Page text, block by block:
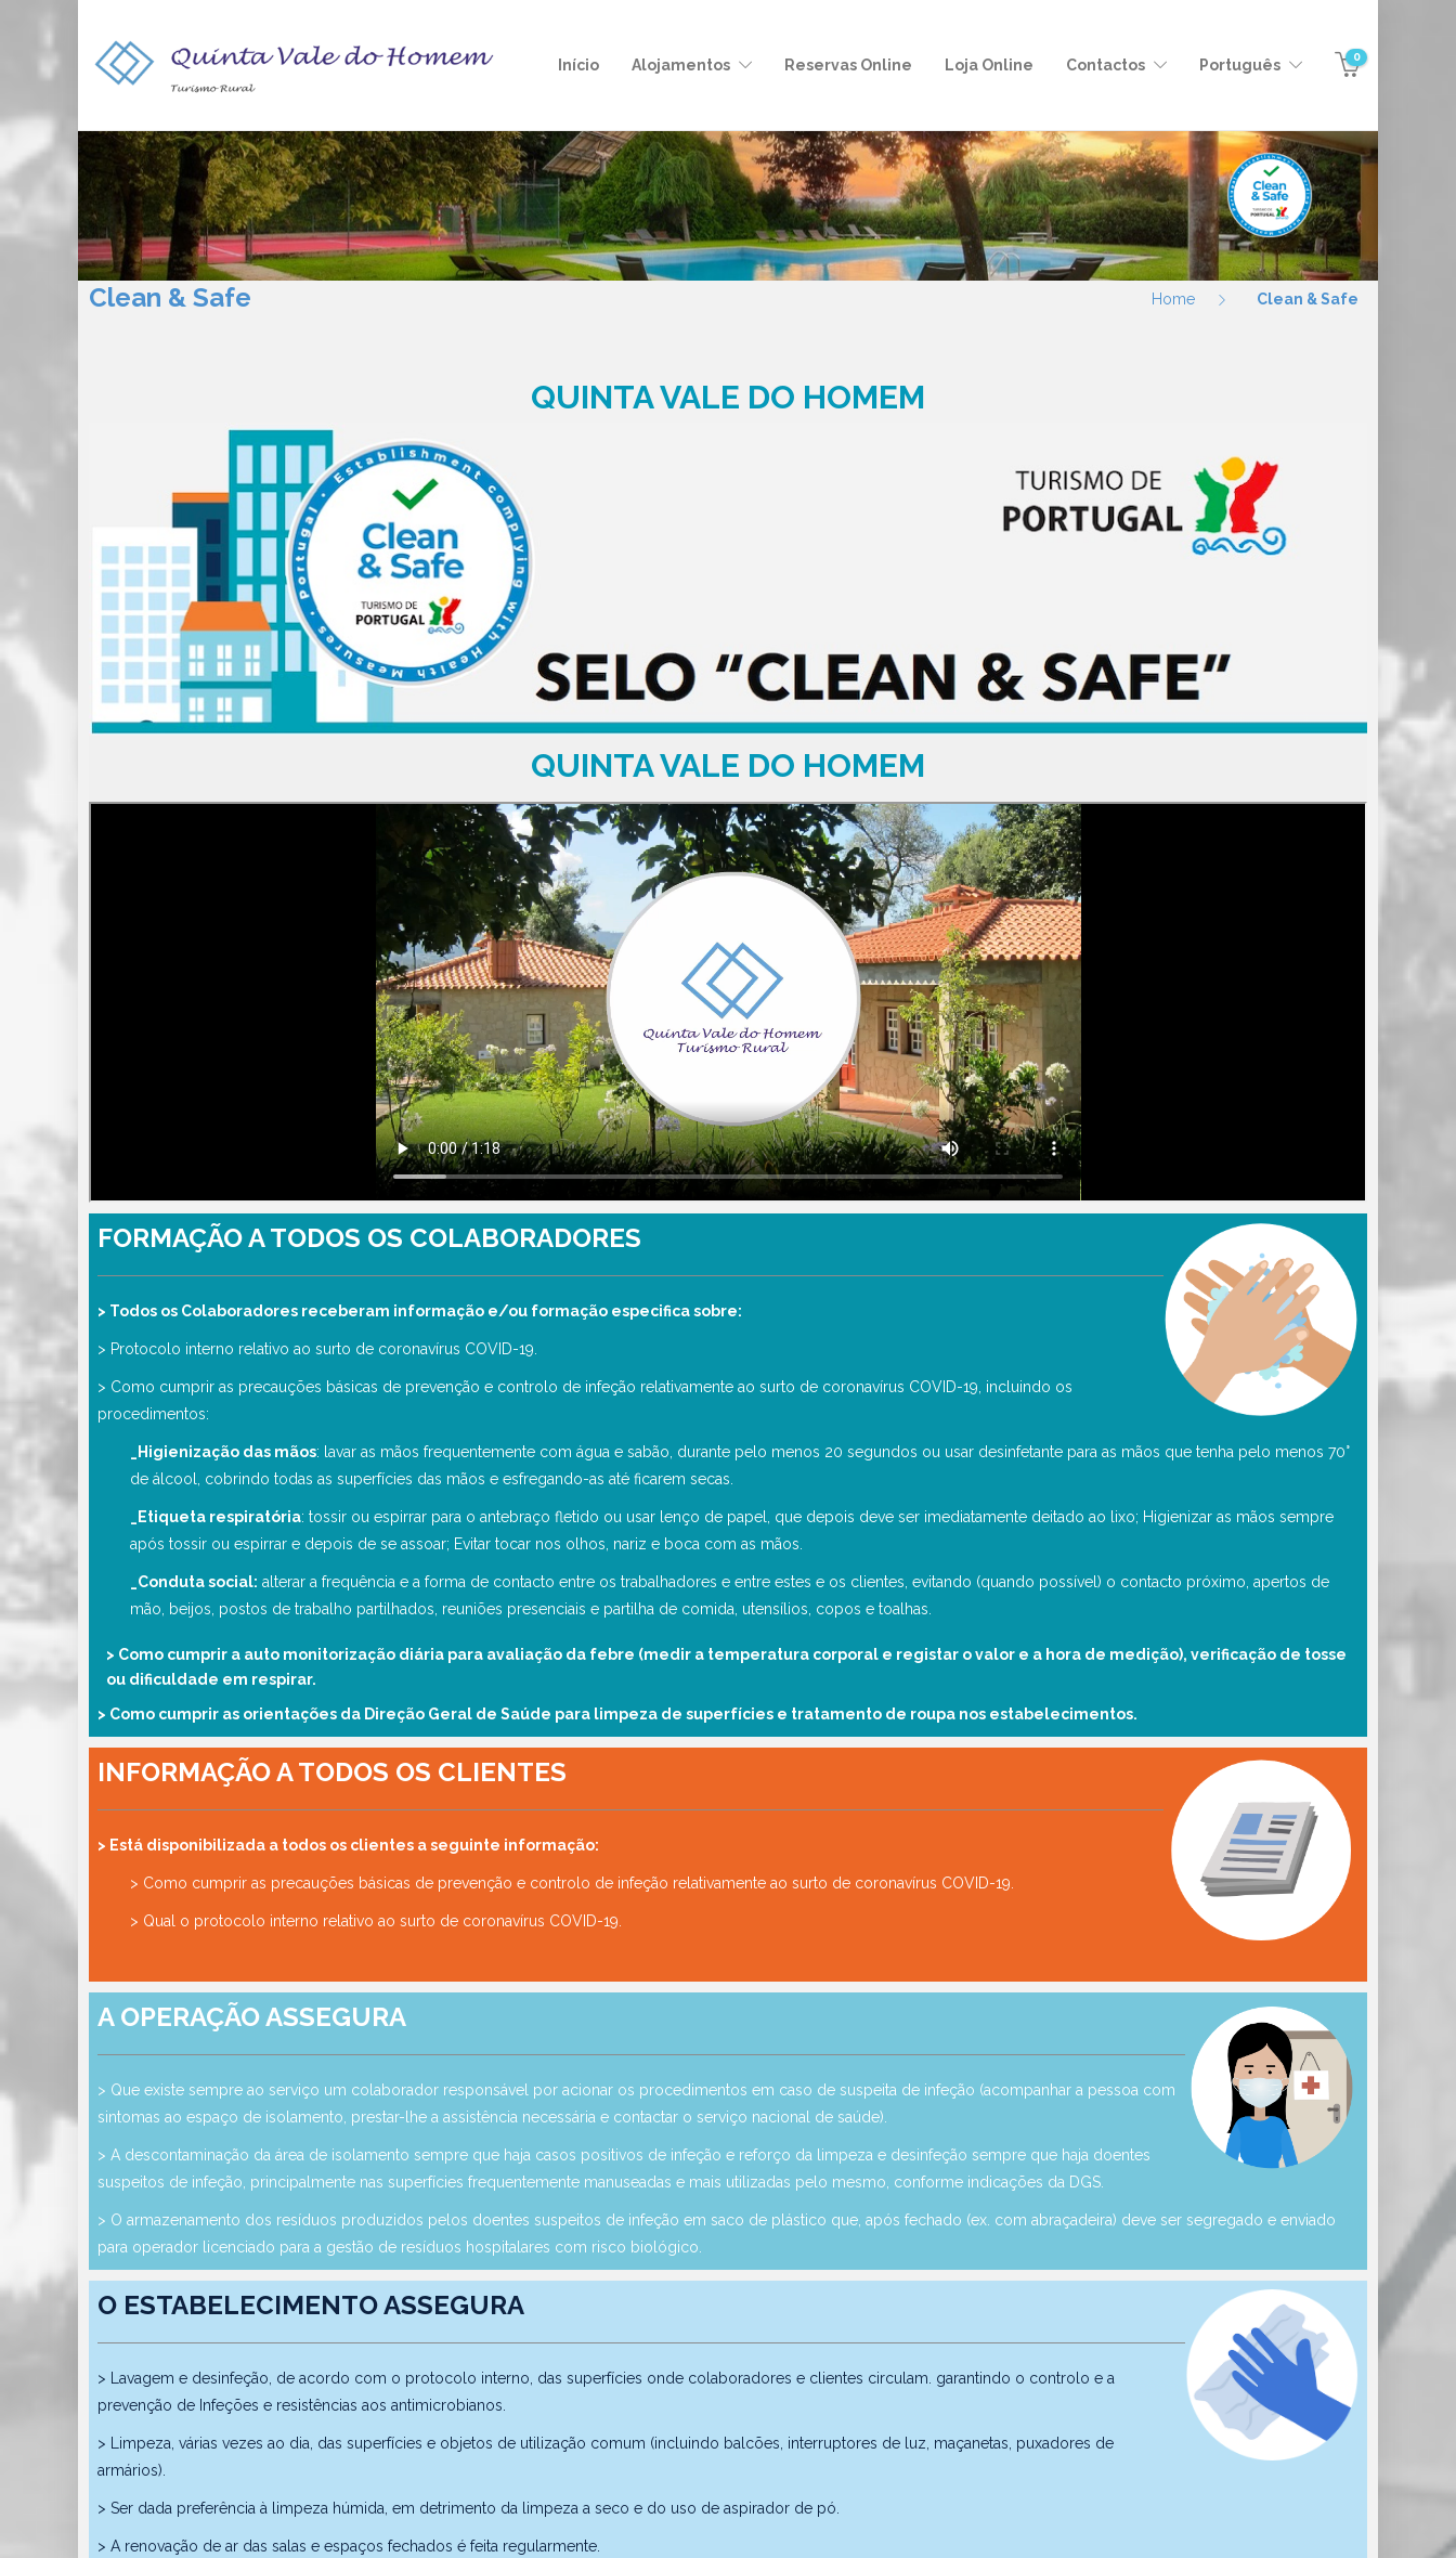
Início Alojamentos Reservas Online Loja Online Contactos Português 0
Clean & Safe Home Clean & Safe
QUINTA VALE DO HOMEM
QUINTA VALE DO HOMEM
FORMAÇÃO A TODOS OS COLABORADORES
> Todos os Colaboradores receberam informação e/ou formação especifica sobre:
> Protocolo interno relativo ao surto de coronavírus COVID-19.
> Como cumprir as precauções básicas de prevenção e controlo de infeção relativamente ao surto de coronavírus COVID-19, incluindo os
procedimentos:
_Higienização das mãos: lavar as mãos frequentemente com água e sabão, durante pelo menos 20 segundos ou usar desinfetante para as mãos que tenha pelo menos 70°
de álcool, cobrindo todas as superfícies das mãos e esfregando-as até ficarem secas.
_Etiqueta respiratória: tossir ou espirrar para o antebraço fletido ou usar lenço de papel, que depois deve ser imediatamente deitado ao lixo; Higienizar as mãos sempre
após tossir ou espirrar e depois de se assoar; Evitar tocar nos olhos, nariz e boca com as mãos.
_Conduta social: alterar a frequência e a forma de contacto entre os trabalhadores e entre estes e os clientes, evitando (quando possível) o contacto próximo, apertos de
mão, beijos, postos de trabalho partilhados, reuniões presenciais e partilha de comida, utensílios, copos e toalhas.
> Como cumprir a auto monitorização diária para avaliação da febre (medir a temperatura corporal e registar o valor e a hora de medição), verificação de tosse
ou dificuldade em respirar.
> Como cumprir as orientações da Direção Geral de Saúde para limpeza de superfícies e tratamento de roupa nos estabelecimentos.
INFORMAÇÃO A TODOS OS CLIENTES
> Está disponibilizada a todos os clientes a seguinte informação:
> Como cumprir as precauções básicas de prevenção e controlo de infeção relativamente ao surto de coronavírus COVID-19.
> Qual o protocolo interno relativo ao surto de coronavírus COVID-19.
A OPERAÇÃO ASSEGURA
> Que existe sempre ao serviço um colaborador responsável por acionar os procedimentos em caso de suspeita de infeção (acompanhar a pessoa com
sintomas ao espaço de isolamento, prestar-lhe a assistência necessária e contactar o serviço nacional de saúde).
> A descontaminação da área de isolamento sempre que haja casos positivos de infeção e reforço da limpeza e desinfeção sempre que haja doentes
suspeitos de infeção, principalmente nas superfícies frequentemente manuseadas e mais utilizadas pelo mesmo, conforme indicações da DGS.
> O armazenamento dos resíduos produzidos pelos doentes suspeitos de infeção em saco de plástico que, após fechado (ex. com abraçadeira) deve ser segregado e enviado
para operador licenciado para a gestão de resíduos hospitalares com risco biológico.
O ESTABELECIMENTO ASSEGURA
> Lavagem e desinfeção, de acordo com o protocolo interno, das superfícies onde colaboradores e clientes circulam. garantindo o controlo e a
prevenção de Infeções e resistências aos antimicrobianos.
> Limpeza, várias vezes ao dia, das superfícies e objetos de utilização comum (incluindo balcões, interruptores de luz, maçanetas, puxadores de
armários).
> Ser dada preferência à limpeza húmida, em detrimento da limpeza a seco e do uso de aspirador de pó.
> A renovação de ar das salas e espaços fechados é feita regularmente.